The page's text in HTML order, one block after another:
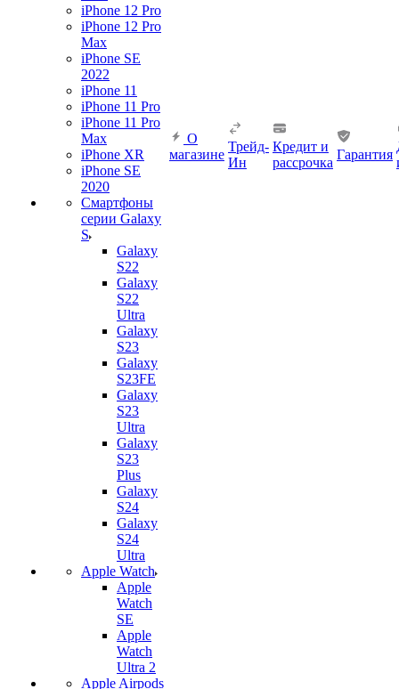
iPhone 12 Pro
iPhone 12 Pro
Max
iPhone SE
2022
iPhone 11
iPhone 11 Pro
iPhone 11 Pro
Max
iPhone XR
iPhone SE
2020
Смартфоны
серии Galaxy
S
Galaxy
S22
Galaxy
S22
Ultra
Galaxy
S23
Galaxy
S23FE
Galaxy
S23
Ultra
Galaxy
S23
Plus
Galaxy
S24
Galaxy
S24
Ultra
Apple Watch
Apple
Watch
SE
Apple
Watch
Ultra 2
Apple Airpods
О
магазине
Трейд-
Ин
Кредит и
рассрочка
Гарантия